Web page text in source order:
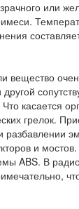
или
вещество
другой
касается
грелок.
и
ABS. В